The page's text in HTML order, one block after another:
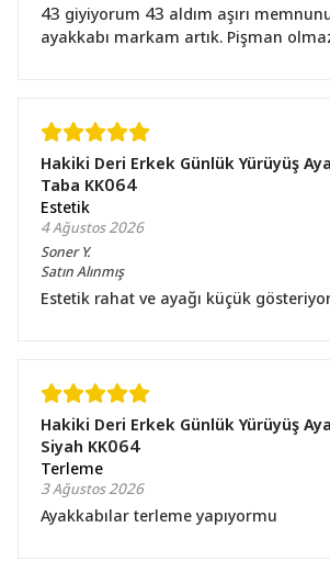
43 giyiyorum 43 aldım aşırı
ayakkabı markam artık. Pişman
Hakiki Deri Erkek Günlük Yürüyüş
Taba KK064
Estetik
4 Ağustos 2026
Soner Y.
Satın Alınmış
Estetik rahat ve ayağı küçük
Hakiki Deri Erkek Günlük Yürüyüş
Siyah KK064
Terleme
3 Ağustos 2026
Ayakkabılar terleme yapıyormu